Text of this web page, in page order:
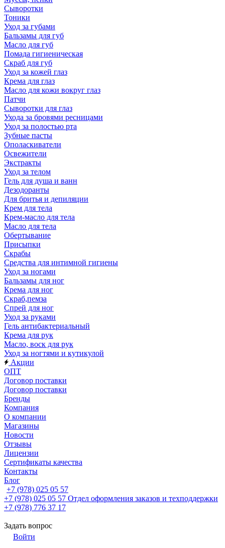
Сыворотки
Тоники
Уход за губами
Бальзамы для губ
Масло для губ
Помада гигиеническая
Скраб для губ
Уход за кожей глаз
Крема для глаз
Масло для кожи вокруг глаз
Патчи
Сыворотки для глаз
Ухода за бровями ресницами
Уход за полостью рта
Зубные пасты
Ополаскиватели
Освежители
Экстракты
Уход за телом
Гель для душа и ванн
Дезодоранты
Для бритья и депиляции
Крем для тела
Крем-масло для тела
Масло для тела
Обертывание
Присыпки
Скрабы
Средства для интимной гигиены
Уход за ногами
Бальзамы для ног
Крема для ног
Скраб,пемза
Спрей для ног
Уход за руками
Гель антибактериальный
Крема для рук
Масло, воск для рук
Уход за ногтями и кутикулой
Акции
ОПТ
Договор поставки
Договор поставки
Бренды
Компания
О компании
Магазины
Новости
Отзывы
Лицензии
Сертификаты качества
Контакты
Блог
+7 (978) 025 05 57
+7 (978) 025 05 57 Отдел оформления заказов и техподдержки
+7 (978) 776 37 17
Задать вопрос
Войти